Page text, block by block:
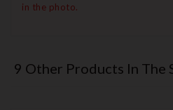
in the photo.
9 Other Products In The